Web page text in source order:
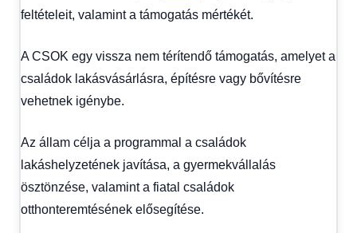
feltételeit, valamint a támogatás mértékét.
A CSOK egy vissza nem térítendő támogatás, amelyet a
családok lakásvásárlásra, építésre vagy bővítésre
vehetnek igénybe.
Az állam célja a programmal a családok
lakáshelyzetének javítása, a gyermekvállalás
ösztönzése, valamint a fiatal családok
otthonteremtésének elősegítése.